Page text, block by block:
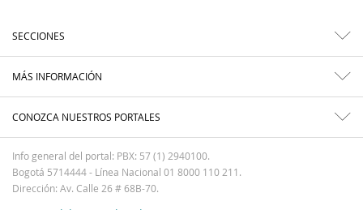
SECCIONES
MÁS INFORMACIÓN
CONOZCA NUESTROS PORTALES
Info general del portal: PBX: 57 (1) 2940100.
Bogotá 5714444 - Línea Nacional 01 8000 110 211.
Dirección: Av. Calle 26 # 68B-70.